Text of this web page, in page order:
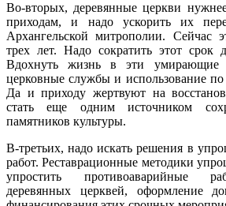
Во-вторых, деревянные церкви
приходам, и надо ускорить их
Архангельской митрополии. Сейчас
трех лет. Надо сократить этот срок
Вдохнуть жизнь в эти умирающие
церковные службы и использование
Да и приходу жертвуют на
стать еще одним источником
памятников культуры.
В-третьих, надо искать решения в
работ. Реставрационные методики
упростить противоаварийные
деревянных церквей, оформление